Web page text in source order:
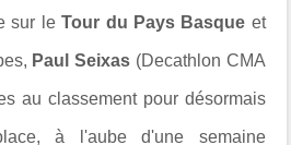
sur leTour du Pays Basque et
Paul Seixas (Decathlon CMA
au classement pour désormais
à l'aube d'une semaine